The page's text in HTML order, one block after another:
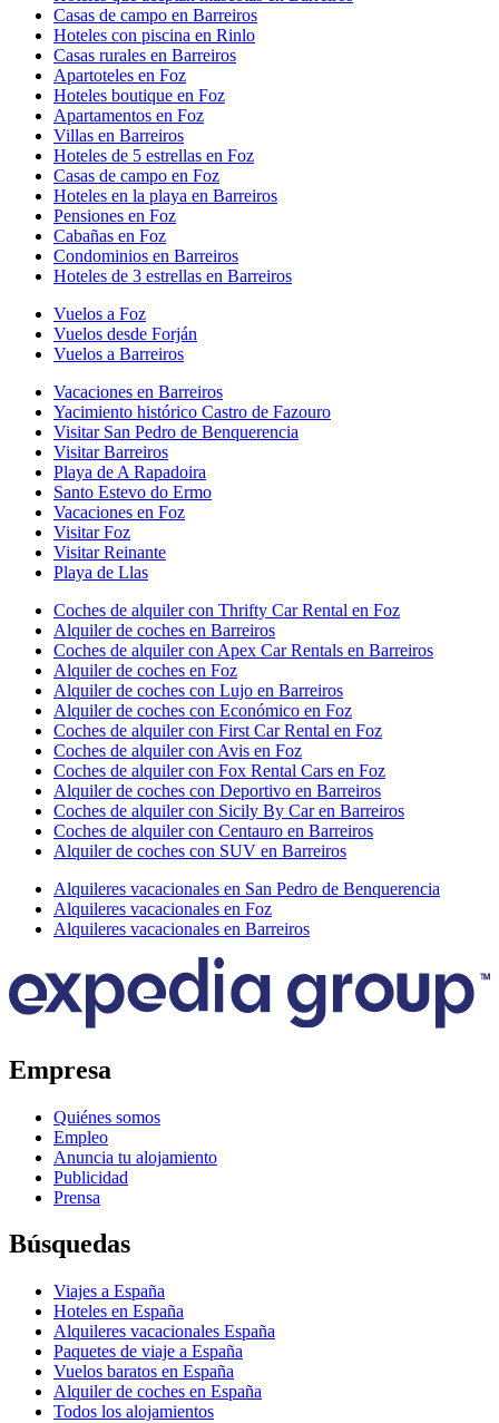
Casas de campo en Barreiros
Hoteles con piscina en Rinlo
Casas rurales en Barreiros
Apartoteles en Foz
Hoteles boutique en Foz
Apartamentos en Foz
Villas en Barreiros
Hoteles de 5 estrellas en Foz
Casas de campo en Foz
Hoteles en la playa en Barreiros
Pensiones en Foz
Cabañas en Foz
Condominios en Barreiros
Hoteles de 3 estrellas en Barreiros
Vuelos a Foz
Vuelos desde Forján
Vuelos a Barreiros
Vacaciones en Barreiros
Yacimiento histórico Castro de Fazouro
Visitar San Pedro de Benquerencia
Visitar Barreiros
Playa de A Rapadoira
Santo Estevo do Ermo
Vacaciones en Foz
Visitar Foz
Visitar Reinante
Playa de Llas
Coches de alquiler con Thrifty Car Rental en Foz
Alquiler de coches en Barreiros
Coches de alquiler con Apex Car Rentals en Barreiros
Alquiler de coches en Foz
Alquiler de coches con Lujo en Barreiros
Alquiler de coches con Económico en Foz
Coches de alquiler con First Car Rental en Foz
Coches de alquiler con Avis en Foz
Coches de alquiler con Fox Rental Cars en Foz
Alquiler de coches con Deportivo en Barreiros
Coches de alquiler con Sicily By Car en Barreiros
Coches de alquiler con Centauro en Barreiros
Alquiler de coches con SUV en Barreiros
Alquileres vacacionales en San Pedro de Benquerencia
Alquileres vacacionales en Foz
Alquileres vacacionales en Barreiros
Empresa
Quiénes somos
Empleo
Anuncia tu alojamiento
Publicidad
Prensa
Búsquedas
Viajes a España
Hoteles en España
Alquileres vacacionales España
Paquetes de viaje a España
Vuelos baratos en España
Alquiler de coches en España
Todos los alojamientos